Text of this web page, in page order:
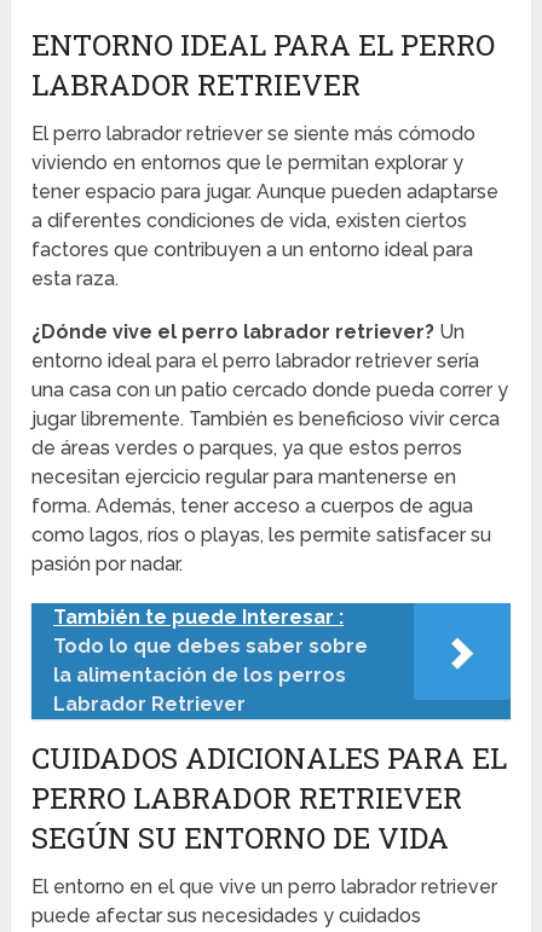
ENTORNO IDEAL PARA EL PERRO
LABRADOR RETRIEVER
El perro labrador retriever se siente más cómodo
viviendo en entornos que le permitan explorar y
tener espacio para jugar. Aunque pueden adaptarse
a diferentes condiciones de vida, existen ciertos
factores que contribuyen a un entorno ideal para
esta raza.
¿Dónde vive el perro labrador retriever? Un
entorno ideal para el perro labrador retriever sería
una casa con un patio cercado donde pueda correr y
jugar libremente. También es beneficioso vivir cerca
de áreas verdes o parques, ya que estos perros
necesitan ejercicio regular para mantenerse en
forma. Además, tener acceso a cuerpos de agua
como lagos, ríos o playas, les permite satisfacer su
pasión por nadar.
También te puede Interesar :
Todo lo que debes saber sobre
la alimentación de los perros
Labrador Retriever
CUIDADOS ADICIONALES PARA EL
PERRO LABRADOR RETRIEVER
SEGÚN SU ENTORNO DE VIDA
El entorno en el que vive un perro labrador retriever
puede afectar sus necesidades y cuidados